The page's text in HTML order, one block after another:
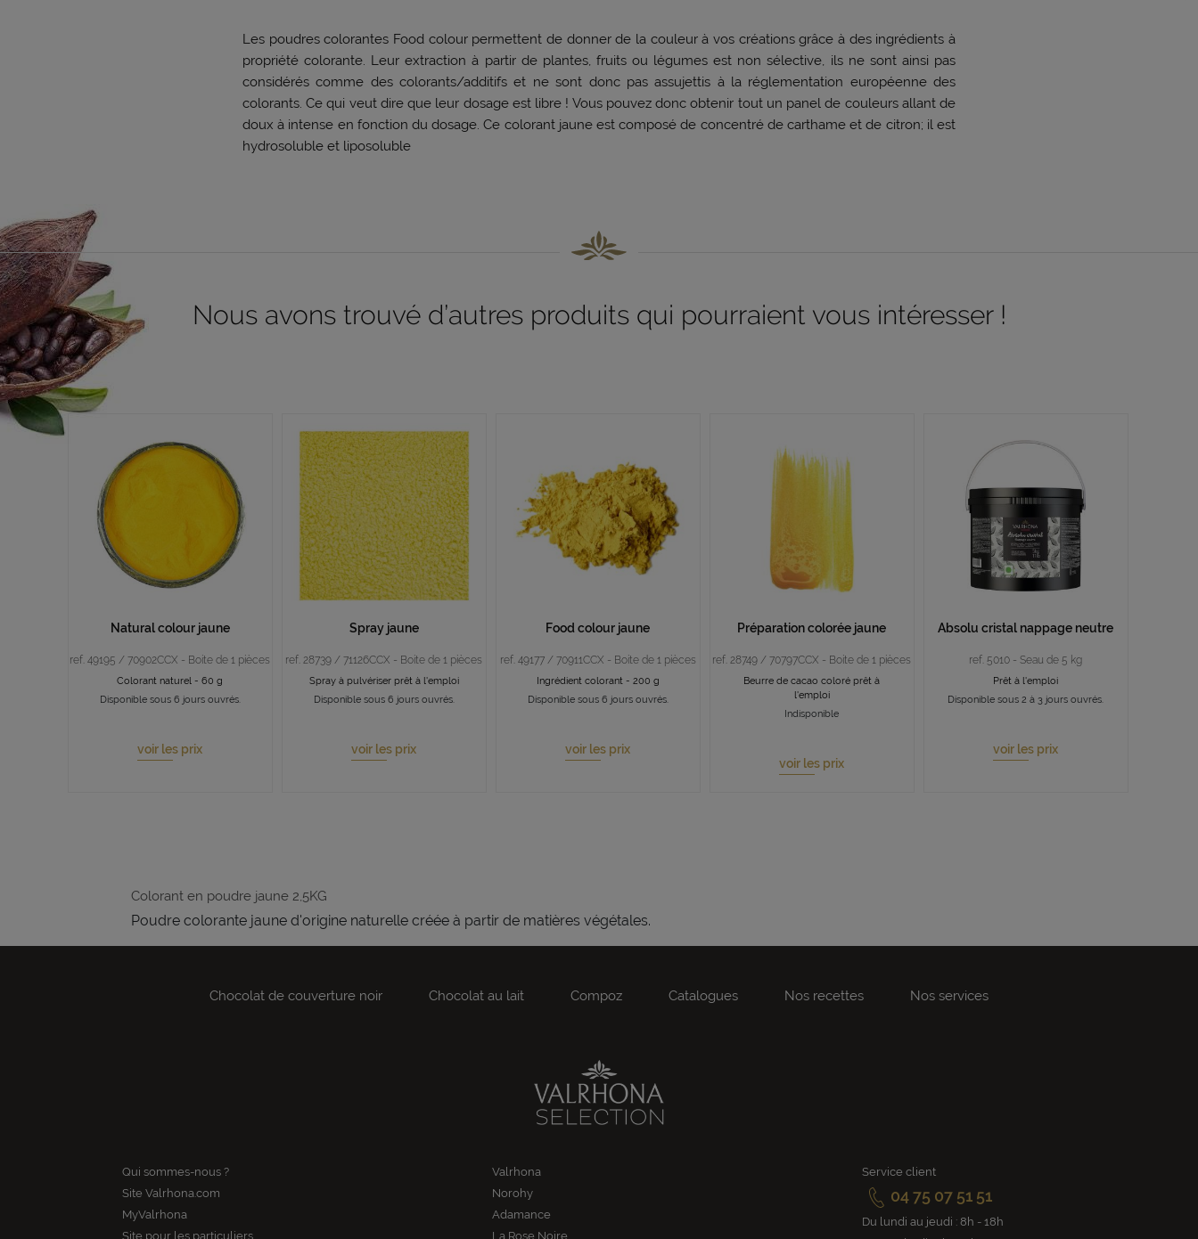
Les poudres colorantes Food colour permettent de donner de la couleur à vos créations grâce à des ingrédients à
propriété colorante. Leur extraction à partir de plantes, fruits ou légumes est non sélective, ils ne sont ainsi pas
considérés comme des colorants/additifs et ne sont donc pas assujettis à la réglementation européenne des
colorants. Ce qui veut dire que leur dosage est libre ! Vous pouvez donc obtenir tout un panel de couleurs allant de
doux à intense en fonction du dosage. Ce colorant jaune est composé de concentré de carthame et de citron; il est
hydrosoluble et liposoluble
Nous avons trouvé d’autres produits qui pourraient vous intéresser !
Natural colour jaune
ref. 49195 / 70902CCX - Boite de 1 pièces
Colorant naturel - 60 g
Disponible sous 6 jours ouvrés.
voir les prix
Spray jaune
ref. 28739 / 71126CCX - Boite de 1 pièces
Spray à pulvériser prêt à l'emploi
Disponible sous 6 jours ouvrés.
voir les prix
Food colour jaune
ref. 49177 / 70911CCX - Boite de 1 pièces
Ingrédient colorant - 200 g
Disponible sous 6 jours ouvrés.
voir les prix
Préparation colorée jaune
ref. 28749 / 70797CCX - Boite de 1 pièces
Beurre de cacao coloré prêt à
l'emploi
Indisponible
voir les prix
Absolu cristal nappage neutre
ref. 5010 - Seau de 5 kg
Prêt à l'emploi
Disponible sous 2 à 3 jours ouvrés.
voir les prix
Colorant en poudre jaune 2,5KG
Poudre colorante jaune d'origine naturelle créée à partir de matières végétales.
Chocolat de couverture noir Chocolat au lait Compoz Catalogues Nos recettes Nos services
Qui sommes-nous ?
Site Valrhona.com
MyValrhona
Site pour les particuliers
Valrhona
Norohy
Adamance
La Rose Noire
Service client
04 75 07 51 51
Du lundi au jeudi : 8h - 18h